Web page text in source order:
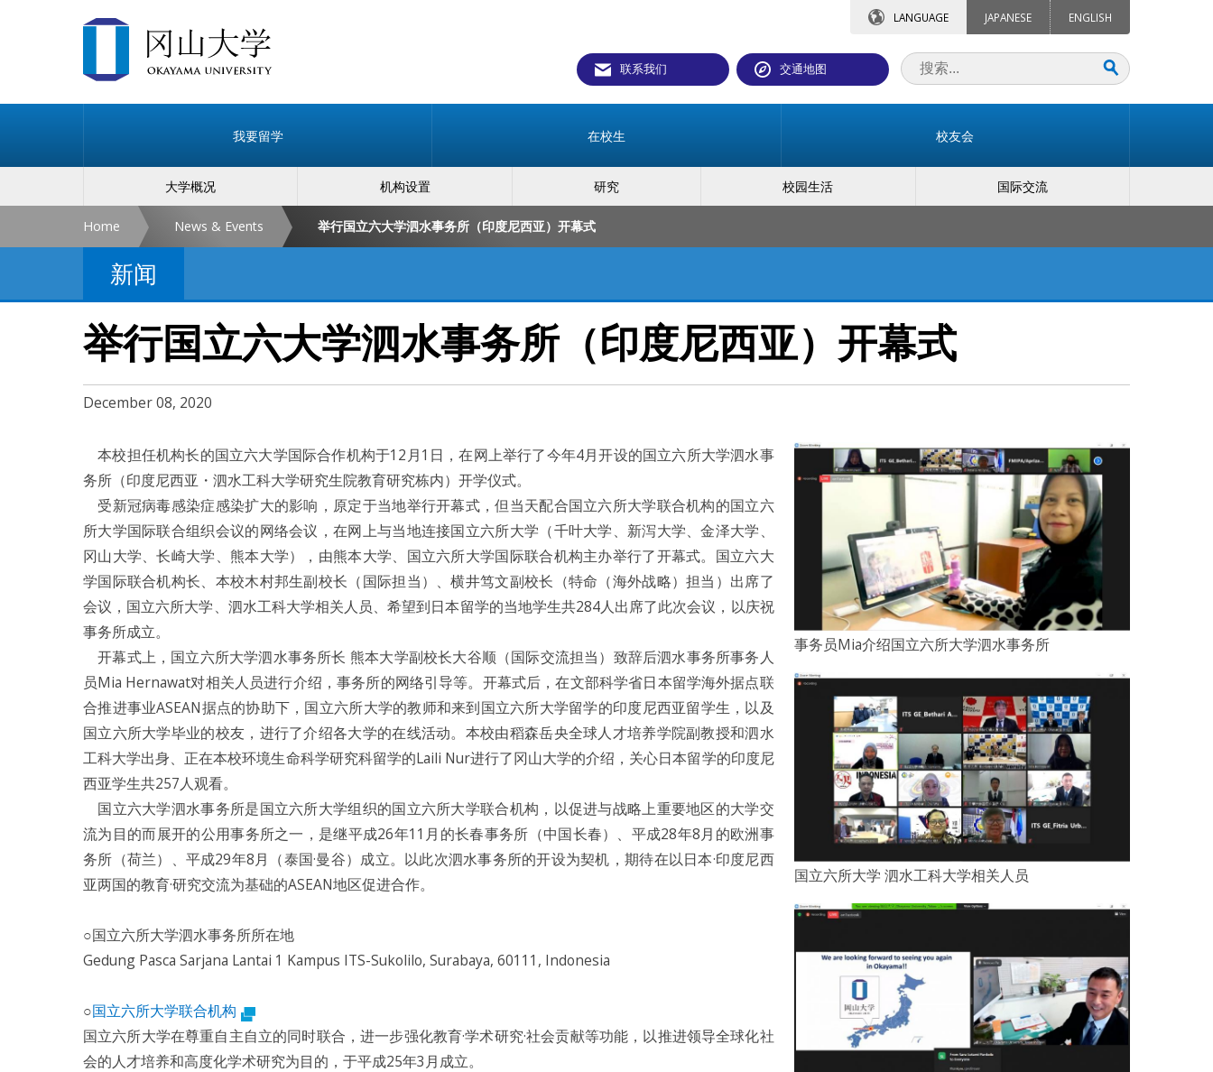
LANGUAGE JAPANESE ENGLISH
联系我们 交通地图
我要留学 在校生 校友会
大学概况 机构设置 研究 校园生活 国际交流
Home News & Events 举行国立六大学泗水事务所（印度尼西亚）开幕式
新闻
举行国立六大学泗水事务所（印度尼西亚）开幕式
December 08, 2020
本校担任机构长的国立六大学国际合作机构于12月1日，在网上举行了今年4月开设的国立六所大学泗水事
务所（印度尼西亚・泗水工科大学研究生院教育研究栋内）开学仪式。
受新冠病毒感染症感染扩大的影响，原定于当地举行开幕式，但当天配合国立六所大学联合机构的国立六
所大学国际联合组织会议的网络会议，在网上与当地连接国立六所大学（千叶大学、新泻大学、金泽大学、
冈山大学、长崎大学、熊本大学），由熊本大学、国立六所大学国际联合机构主办举行了开幕式。国立六大
学国际联合机构长、本校木村邦生副校长（国际担当）、横井笃文副校长（特命（海外战略）担当）出席了
会议，国立六所大学、泗水工科大学相关人员、希望到日本留学的当地学生共284人出席了此次会议，以庆祝
事务所成立。
开幕式上，国立六所大学泗水事务所长 熊本大学副校长大谷顺（国际交流担当）致辞后泗水事务所事务人
员Mia Hernawat对相关人员进行介绍，事务所的网络引导等。开幕式后，在文部科学省日本留学海外据点联
合推进事业ASEAN据点的协助下，国立六所大学的教师和来到国立六所大学留学的印度尼西亚留学生，以及
国立六所大学毕业的校友，进行了介绍各大学的在线活动。本校由稻森岳央全球人才培养学院副教授和泗水
工科大学出身、正在本校环境生命科学研究科留学的Laili Nur进行了冈山大学的介绍，关心日本留学的印度尼
西亚学生共257人观看。
国立六大学泗水事务所是国立六所大学组织的国立六所大学联合机构，以促进与战略上重要地区的大学交
流为目的而展开的公用事务所之一，是继平成26年11月的长春事务所（中国长春）、平成28年8月的欧洲事
务所（荷兰）、平成29年8月（泰国·曼谷）成立。以此次泗水事务所的开设为契机，期待在以日本·印度尼西
亚两国的教育·研究交流为基础的ASEAN地区促进合作。
○国立六所大学泗水事务所所在地
Gedung Pasca Sarjana Lantai 1 Kampus ITS-Sukolilo, Surabaya, 60111, Indonesia
○国立六所大学联合机构
国立六所大学在尊重自主自立的同时联合，进一步强化教育·学术研究·社会贡献等功能，以推进领导全球化社
会的人才培养和高度化学术研究为目的，于平成25年3月成立。
事务员Mia介绍国立六所大学泗水事务所
国立六所大学 泗水工科大学相关人员